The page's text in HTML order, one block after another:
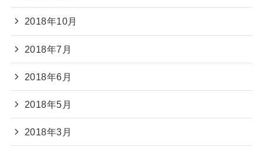
2018年10月
2018年7月
2018年6月
2018年5月
2018年3月